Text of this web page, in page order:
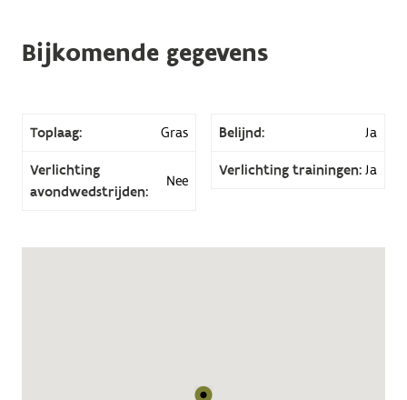
Bijkomende gegevens
Toplaag: Gras Belijnd: Ja
Verlichting
avondwedstrijden:
Nee
Verlichting trainingen: Ja